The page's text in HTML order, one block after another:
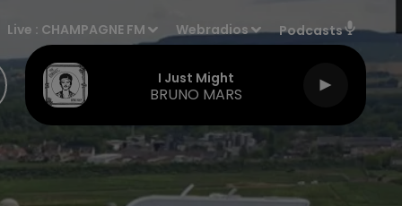
Live : CHAMPAGNE FM Webradios Podcasts
I Just Might
BRUNO MARS